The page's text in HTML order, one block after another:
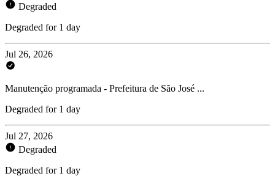
Degraded
Degraded for 1 day
Jul 26, 2026
Manutenção programada - Prefeitura de São José ...
Degraded for 1 day
Jul 27, 2026
Degraded
Degraded for 1 day